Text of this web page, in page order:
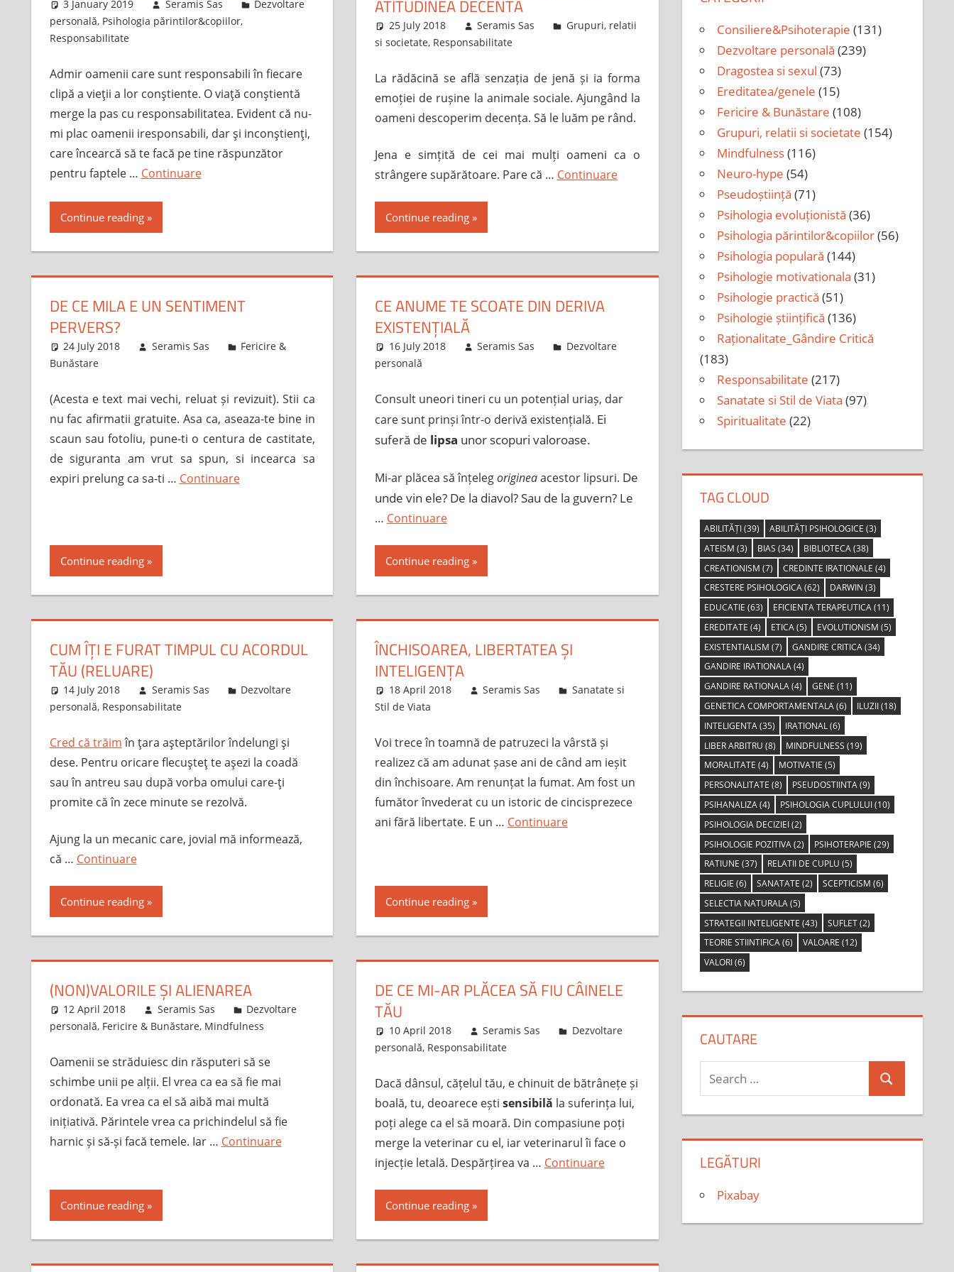
3 January 2019 Seramis Sas
Dezvoltare
personală, Psihologia părintilor&copiilor,
Responsabilitate
Admir oamenii care sunt responsabili în fiecare
clipă a vieții a lor conștiente. O viață conștientă
merge la pas cu responsabilitatea. Evident că nu-
mi plac oamenii iresponsabili, dar și inconștienți,
care încearcă să te facă pe tine răspunzător
pentru faptele … Continuare
Continue reading
ATITUDINEA DECENTĂ
25 July 2018 Seramis Sas
Grupuri, relatii
si societate, Responsabilitate
La rădăcină se află senzația de jenă și ia forma
emoției de rușine la animale sociale. Ajungând la
oameni descoperim decența. Să le luăm pe rând.
Jena e simțită de cei mai mulți oameni ca o
strângere supărătoare. Pare că … Continuare
Continue reading
DE CE MILA E UN SENTIMENT
PERVERS?
24 July 2018 Seramis Sas
Fericire &
Bunăstare
(Acesta e text mai vechi, reluat și revizuit). Stii ca
nu fac afirmatii gratuite. Asa ca, aseaza-te bine in
scaun sau fotoliu, pune-ti o centura de castitate,
de siguranta am vrut sa spun, si incearca sa
expiri prelung ca sa-ti … Continuare
Continue reading
CE ANUME TE SCOATE DIN DERIVA
EXISTENȚIALĂ
16 July 2018 Seramis Sas
Dezvoltare
personală
Consult uneori tineri cu un potențial uriaș, dar
care sunt prinși într-o derivă existențială. Ei
suferă de lipsa unor scopuri valoroase.
Mi-ar plăcea să înțelegorigineaacestor lipsuri. De
unde vin ele? De la diavol? Sau de la guvern? Le
… Continuare
Continue reading
CUM ÎȚI E FURAT TIMPUL CU ACORDUL
TĂU (RELUARE)
14 July 2018 Seramis Sas
Dezvoltare
personală, Responsabilitate
Cred că trăimîn ţara aşteptărilor îndelungi şi
dese. Pentru oricare flecuşteţ te aşezi la coadă
sau în antreu sau după vorba omului care-ţi
promite că în zece minute se rezolvă.
Ajung la un mecanic care, jovial mă informează,
că … Continuare
Continue reading
ÎNCHISOAREA, LIBERTATEA ȘI
INTELIGENȚA
18 April 2018 Seramis Sas
Sanatate si
Stil de Viata
Voi trece în toamnă de patruzeci la vârstă și
realizez că am adunat șase ani de când am ieșit
din închisoare. Am renunțat la fumat. Am fost un
fumător învederat cu un istoric de cincisprezece
ani fără libertate. E un … Continuare
Continue reading
(NON)VALORILE ȘI ALIENAREA
12 April 2018 Seramis Sas
Dezvoltare
personală, Fericire & Bunăstare, Mindfulness
Oamenii se străduiesc din răsputeri să se
schimbe unii pe alții. El vrea ca ea să fie mai
ordonată. Ea vrea ca el să aibă mai multă
inițiativă. Părintele vrea ca prichindelul să fie
harnic și să-și facă temele. Iar … Continuare
Continue reading
DE CE MI-AR PLĂCEA SĂ FIU CÂINELE
TĂU
10 April 2018 Seramis Sas
Dezvoltare
personală, Responsabilitate
Dacă dânsul, cățelul tău, e chinuit de bătrânețe și
boală, tu, deoarece ești sensibilă la suferința lui,
poți alege ca el să moară. Din compasiune poți
merge la veterinar cu el, iar veterinarul îi face o
injecție letală. Despărțirea va … Continuare
Continue reading
Consiliere&Psihoterapie (131)
Dezvoltare personală (239)
Dragostea si sexul (73)
Ereditatea/genele (15)
Fericire & Bunăstare (108)
Grupuri, relatii si societate (154)
Mindfulness(116)
Neuro-hype (54)
Pseudoștiință (71)
Psihologia evoluționistă (36)
Psihologia părintilor&copiilor(56)
Psihologia populară (144)
Psihologie motivationala (31)
Psihologie practică (51)
Psihologie științifică (136)
Raționalitate_Gândire Critică
(183)
Responsabilitate (217)
Sanatate si Stil de Viata (97)
Spiritualitate (22)
TAG CLOUD
ABILITĂȚI(39) ABILITĂȚI PSIHOLOGICE (3)
ATEISM (3) BIAS (34) BIBLIOTECA(38)
CREATIONISM (7) CREDINTE IRATIONALE (4)
CRESTERE PSIHOLOGICA(62) DARWIN (3)
EDUCATIE (63) EFICIENTA TERAPEUTICA(11)
EREDITATE (4) ETICA(5) EVOLUTIONISM (5)
EXISTENTIALISM (7) GANDIRE CRITICA(34)
GANDIRE IRATIONALA(4)
GANDIRE RATIONALA(4) GENE (11)
GENETICA COMPORTAMENTALA(6) ILUZII(18)
INTELIGENTA(35) IRATIONAL(6)
LIBER ARBITRU (8) MINDFULNESS (19)
MORALITATE (4) MOTIVATIE (5)
PERSONALITATE (8) PSEUDOSTIINTA(9)
PSIHANALIZA(4) PSIHOLOGIA CUPLULUI(10)
PSIHOLOGIA DECIZIEI(2)
PSIHOLOGIE POZITIVA(2) PSIHOTERAPIE (29)
RATIUNE (37) RELATII DE CUPLU (5)
RELIGIE (6) SANATATE (2) SCEPTICISM (6)
SELECTIA NATURALA(5)
STRATEGII INTELIGENTE (43) SUFLET(2)
TEORIE STIINTIFICA(6) VALOARE (12)
VALORI(6)
CAUTARE
Search
for:
Search
LEGĂTURI
Pixabay